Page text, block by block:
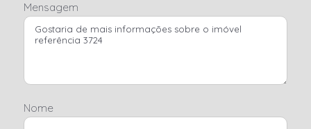
Mensagem
Nome